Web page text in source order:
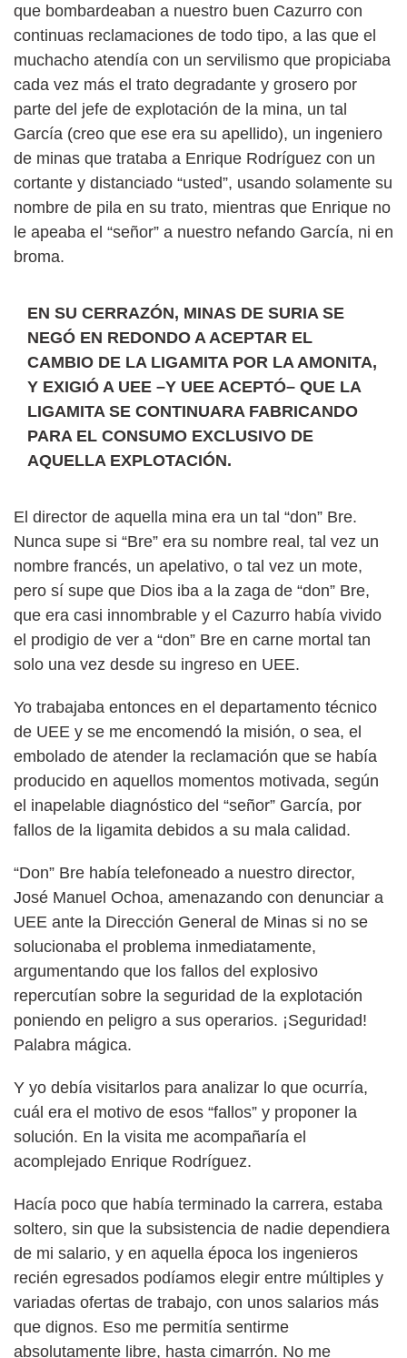
que bombardeaban a nuestro buen Cazurro con
continuas reclamaciones de todo tipo, a las que el
muchacho atendía con un servilismo que propiciaba
cada vez más el trato degradante y grosero por
parte del jefe de explotación de la mina, un tal
García (creo que ese era su apellido), un ingeniero
de minas que trataba a Enrique Rodríguez con un
cortante y distanciado “usted”, usando solamente su
nombre de pila en su trato, mientras que Enrique no
le apeaba el “señor” a nuestro nefando García, ni en
broma.
EN SU CERRAZÓN, MINAS DE SURIA SE
NEGÓ EN REDONDO A ACEPTAR EL
CAMBIO DE LA LIGAMITA POR LA AMONITA,
Y EXIGIÓ A UEE –Y UEE ACEPTÓ– QUE LA
LIGAMITA SE CONTINUARA FABRICANDO
PARA EL CONSUMO EXCLUSIVO DE
AQUELLA EXPLOTACIÓN.
El director de aquella mina era un tal “don” Bre.
Nunca supe si “Bre” era su nombre real, tal vez un
nombre francés, un apelativo, o tal vez un mote,
pero sí supe que Dios iba a la zaga de “don” Bre,
que era casi innombrable y el Cazurro había vivido
el prodigio de ver a “don” Bre en carne mortal tan
solo una vez desde su ingreso en UEE.
Yo trabajaba entonces en el departamento técnico
de UEE y se me encomendó la misión, o sea, el
embolado de atender la reclamación que se había
producido en aquellos momentos motivada, según
el inapelable diagnóstico del “señor” García, por
fallos de la ligamita debidos a su mala calidad.
“Don” Bre había telefoneado a nuestro director,
José Manuel Ochoa, amenazando con denunciar a
UEE ante la Dirección General de Minas si no se
solucionaba el problema inmediatamente,
argumentando que los fallos del explosivo
repercutían sobre la seguridad de la explotación
poniendo en peligro a sus operarios. ¡Seguridad!
Palabra mágica.
Y yo debía visitarlos para analizar lo que ocurría,
cuál era el motivo de esos “fallos” y proponer la
solución. En la visita me acompañaría el
acomplejado Enrique Rodríguez.
Hacía poco que había terminado la carrera, estaba
soltero, sin que la subsistencia de nadie dependiera
de mi salario, y en aquella época los ingenieros
recién egresados podíamos elegir entre múltiples y
variadas ofertas de trabajo, con unos salarios más
que dignos. Eso me permitía sentirme
absolutamente libre, hasta cimarrón. No me